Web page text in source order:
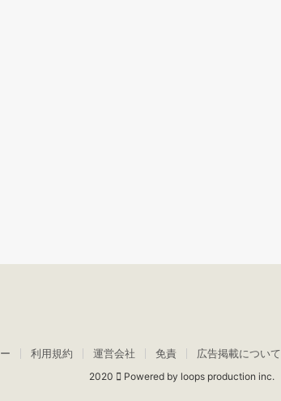
利用規約 運営会社 免責 広告掲載について
2020 Powered by loops production inc.